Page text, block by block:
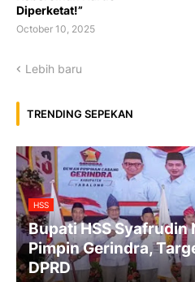
Diperketat!”
October 10, 2025
Lebih baru
TRENDING SEPEKAN
HSS
Bupati HSS Syafrudin
Pimpin Gerindra,
DPRD